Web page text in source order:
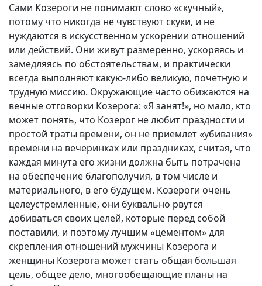
Сами Козероги не понимают слово «скучный»,
потому что никогда не чувствуют скуки, и не
нуждаются в искусственном ускорении отношений
или действий. Они живут размеренно, ускоряясь и
замедляясь по обстоятельствам, и практически
всегда выполняют какую-либо великую, почетную и
трудную миссию. Окружающие часто обижаются на
вечные отговорки Козерога: «Я занят!», но мало, кто
может понять, что Козерог не любит праздности и
простой траты времени, он не приемлет «убивания»
времени на вечеринках или праздниках, считая, что
каждая минута его жизни должна быть потрачена
на обеспечение благополучия, в том числе и
материального, в его будущем. Козероги очень
целеустремлённые, они буквально рвутся
добиваться своих целей, которые перед собой
поставили, и поэтому лучшим «цементом» для
скрепления отношений мужчины Козерога и
женщины Козерога может стать общая большая
цель, общее дело, многообещающие планы на